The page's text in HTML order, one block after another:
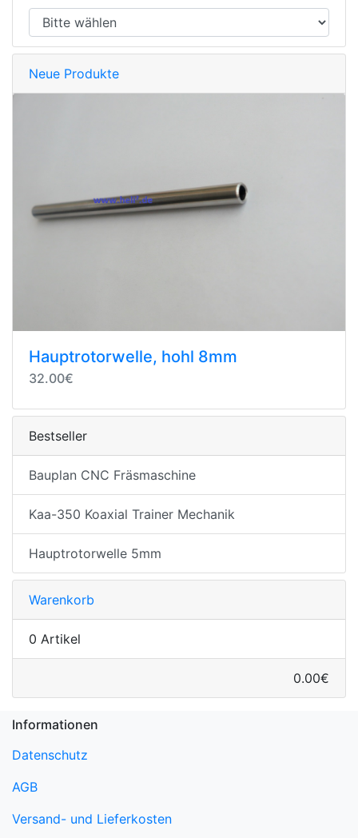
Neue Produkte
Hauptrotorwelle, hohl 8mm
32.00€
Bestseller
Bauplan CNC Fräsmaschine
Kaa-350 Koaxial Trainer Mechanik
Hauptrotorwelle 5mm
Warenkorb
0 Artikel
0.00€
Informationen
Datenschutz
AGB
Versand- und Lieferkosten